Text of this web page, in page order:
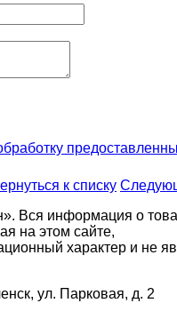
к списку
Вся информация о
на этом сайте,
характер и не
ул. Парковая, д. 2